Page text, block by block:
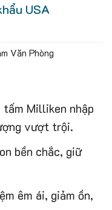
USA
Văn Phòng
tấm Milliken nhập
vượt trội.
bền chắc, giữ
êm ái, giảm ồn,